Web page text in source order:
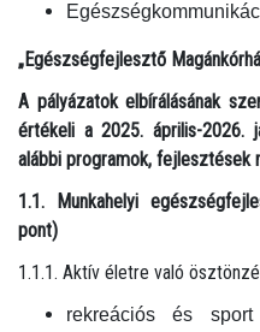
„Egészségfejlesztő
A pályázatok elbírálásának
értékeli a 2025. április-2026.
alábbi programok, fejlesztések
1.1. Munkahelyi
pont)
1.1.1. Aktív életre való
rekreációs és